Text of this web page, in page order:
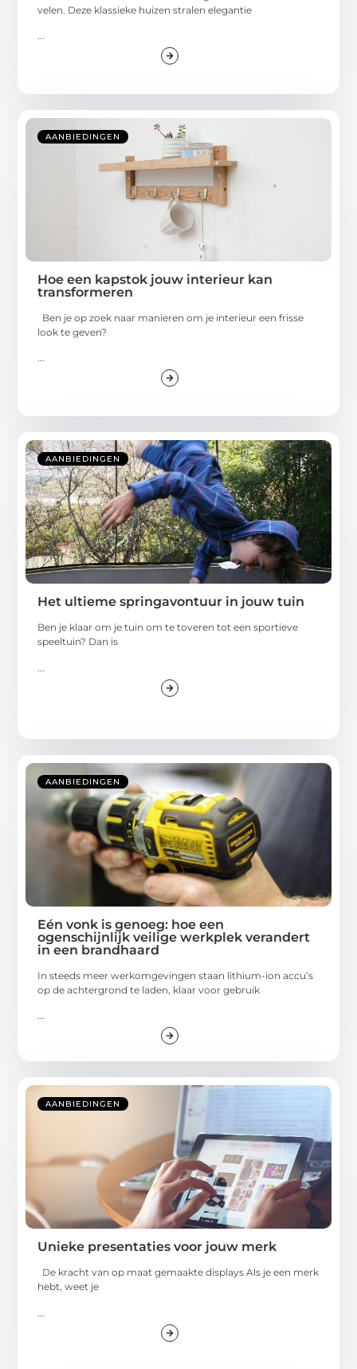
velen. Deze klassieke huizen stralen elegantie
AANBIEDINGEN
Hoe een kapstok jouw interieur kan
transformeren
Ben je op zoek naar manieren om je interieur een frisse
look te geven?
...
AANBIEDINGEN
Het ultieme springavontuur in jouw tuin
Ben je klaar om je tuin om te toveren tot een sportieve
speeltuin? Dan is
AANBIEDINGEN
Eén vonk is genoeg: hoe een
ogenschijnlijk veilige werkplek verandert
in een brandhaard
In steeds meer werkomgevingen staan lithium-ion accu’s
op de achtergrond te laden, klaar voor gebruik
...
AANBIEDINGEN
Unieke presentaties voor jouw merk
De kracht van op maat gemaakte displays Als je een merk
hebt, weet je